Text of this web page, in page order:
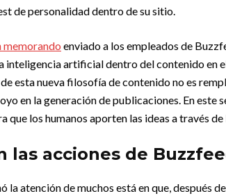
de personalidad dentro de su sitio.
memorando enviado a los empleados de
inteligencia artificial dentro del contenido en
esta nueva filosofía de contenido no es
en la generación de publicaciones. En este
que los humanos aporten las ideas a través
las acciones de
atención de muchos está en que, después